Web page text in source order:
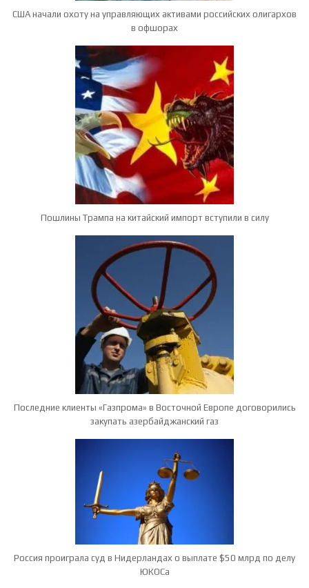
США начали охоту на управляющих активами российских олигархов
в офшорах
Пошлины Трампа на китайский импорт вступили в силу
Последние клиенты «Газпрома» в Восточной Европе договорились
закупать азербайджанский газ
Россия проиграла суд в Нидерландах о выплате $50 млрд по делу
ЮКОСа